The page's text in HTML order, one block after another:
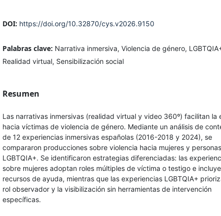
DOI: https://doi.org/10.32870/cys.v2026.9150
Palabras clave: Narrativa inmersiva, Violencia de género,
Realidad virtual, Sensibilización social
Resumen
Las narrativas inmersivas (realidad virtual y video 360º) facilitan la
hacia víctimas de violencia de género. Mediante un análisis de
de 12 experiencias inmersivas españolas (2016-2018 y 2024), se
compararon producciones sobre violencia hacia mujeres y personas
LGBTQIA+. Se identificaron estrategias diferenciadas: las
sobre mujeres adoptan roles múltiples de víctima o testigo e
recursos de ayuda, mientras que las experiencias LGBTQIA+
rol observador y la visibilización sin herramientas de intervención
específicas.